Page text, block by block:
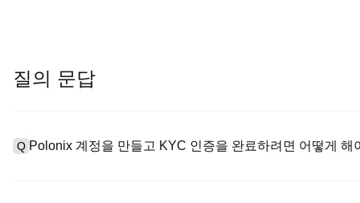
질의 문답
Q Polonix 계정을 만들고 KYC 인증을 완료하려면 어떻게 해